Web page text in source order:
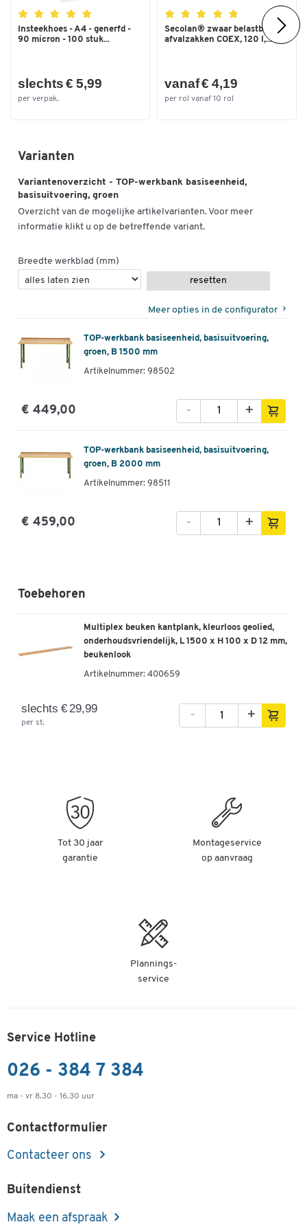
Uitvoering onderstel
Stalen profiel met
dwarsbalken
Vloernivellering nee
Werkblad oppervlak
Kleuren
Kleur resedagroen RAL 6011
Breedte (mm)
Insteekhoes - A4 - generfd -
90 micron - 100 stuk...
slechts € 5,99
per verpak.
Secolan® zwaar belastbare
afvalzakken COEX, 120 l,...
vanaf € 4,19
per rol vanaf 10 rol
Varianten
Variantenoverzicht - TOP-werkbank basiseenheid,
basisuitvoering, groen
Overzicht van de mogelijke artikelvarianten. Voor meer
informatie klikt u op de betreffende variant.
Breedte werkblad (mm)
resetten
Meer opties in de configurator
TOP-werkbank basiseenheid, basisuitvoering,
groen, B 1500 mm
Artikelnummer: 98502
€ 449,00 +
-
TOP-werkbank basiseenheid, basisuitvoering,
groen, B 2000 mm
Artikelnummer: 98511
€ 459,00 +
-
Toebehoren
Multiplex beuken kantplank, kleurloos geolied,
onderhoudsvriendelijk, L 1500 x H 100 x D 12 mm,
beukenlook
Artikelnummer: 400659
slechts € 29,99
per st.
- +
Tot 30 jaar
garantie
Montageservice
op aanvraag
Plannings-
service
Service Hotline
026 - 384 7 384
ma - vr 8.30 - 16.30 uur
Contactformulier
Contacteer ons
Buitendienst
Maak een afspraak